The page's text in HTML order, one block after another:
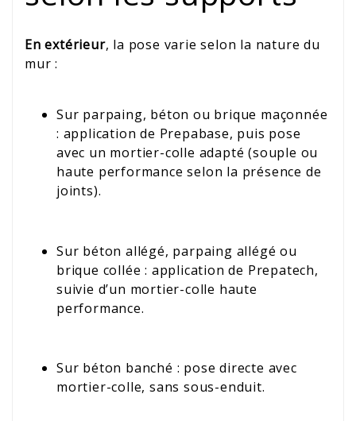
En extérieur, la pose varie selon la nature du
mur :
Sur parpaing, béton ou brique maçonnée
: application de Prepabase, puis pose
avec un mortier-colle adapté (souple ou
haute performance selon la présence de
joints).
Sur béton allégé, parpaing allégé ou
brique collée : application de Prepatech,
suivie d’un mortier-colle haute
performance.
Sur béton banché : pose directe avec
mortier-colle, sans sous-enduit.